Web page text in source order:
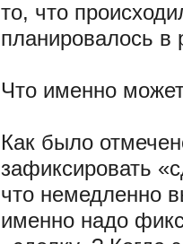
то, что
планировалось в
Что именно
Как было
зафиксировать
что немедленно
именно надо